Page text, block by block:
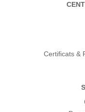
Certificats &